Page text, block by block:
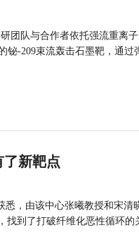
团队与合作者依托强流重离
-209束流轰击石墨靶，通过
新靶点
，由该中心张曦教授和宋
到了打破纤维化恶性循环的